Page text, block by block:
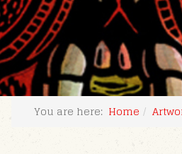
You are here: Home